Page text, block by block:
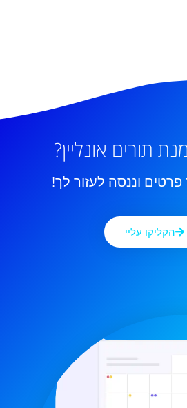
תורים אונליין?
פרטים וננסה לעזור לך!
הקליקו עליי